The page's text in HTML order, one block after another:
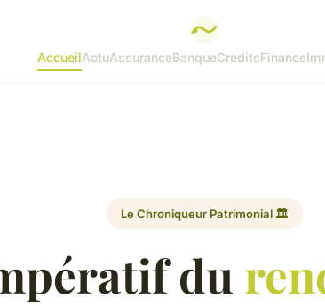
AccueilActuAssuranceBanqueCreditsFinance
Le Chroniqueur Patrimonial 🏛️
du